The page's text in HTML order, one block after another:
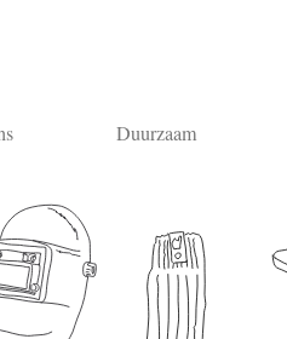
Duurzaam